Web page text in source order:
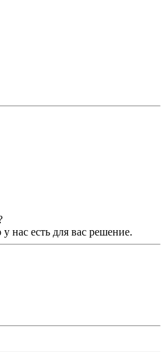
нас есть для вас решение.